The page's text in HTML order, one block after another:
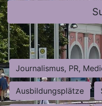
Journalismus, PR,
Ausbildungsplätze